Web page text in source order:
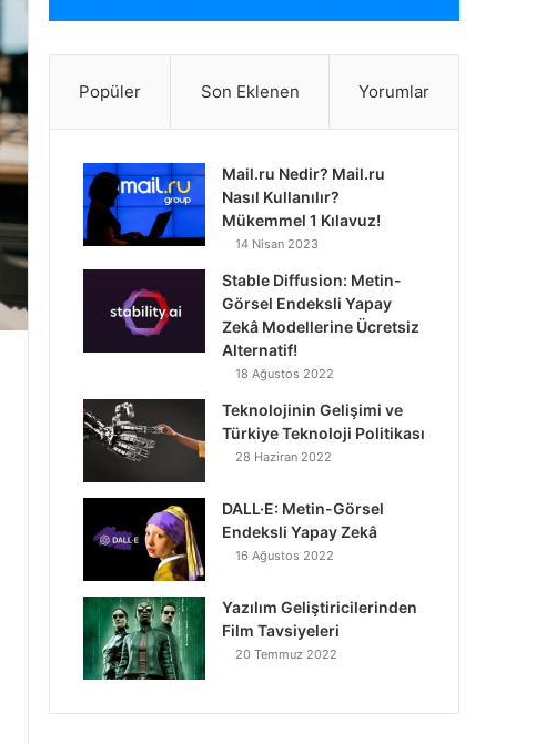
Popüler Son Eklenen Yorumlar
Mail.ru Nedir? Mail.ru
Nasıl Kullanılır?
Mükemmel 1 Kılavuz!
14 Nisan 2023
Stable Diffusion: Metin-
Görsel Endeksli Yapay
Zekâ Modellerine Ücretsiz
Alternatif!
18 Ağustos 2022
Teknolojinin Gelişimi ve
Türkiye Teknoloji Politikası
28 Haziran 2022
DALL·E: Metin-Görsel
Endeksli Yapay Zekâ
16 Ağustos 2022
Yazılım Geliştiricilerinden
Film Tavsiyeleri
20 Temmuz 2022